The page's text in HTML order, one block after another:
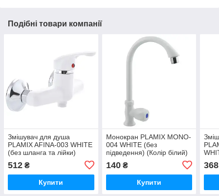
Подібні товари компанії
Змішувач для душа
PLAMIX AFINA-003 WHITE
(без шланга та лійки)
512 ₴
Купити
Монокран PLAMIX MONO-
004 WHITE (без
підведення) (Колір білий)
140₴
Купити
368